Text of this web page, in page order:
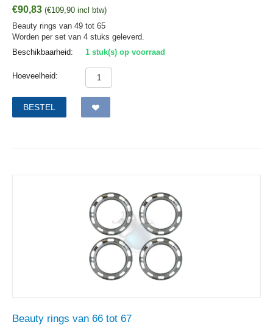
€90,83 (€109,90 incl btw)
Beauty rings van 49 tot 65
Worden per set van 4 stuks geleverd.
Beschikbaarheid:
1 stuk(s) op voorraad
Hoeveelheid:
BESTEL
Beauty rings van 66 tot 67